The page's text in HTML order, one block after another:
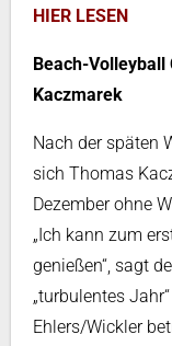
HIER LESEN
Beach-Volleyball
Kaczmarek
Nach der späten
sich Thomas
Dezember ohne
„Ich kann zum
genießen“, sagt
„turbulentes
Ehlers/Wickler